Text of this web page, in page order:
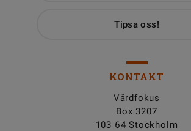
Tipsa oss!
KONTAKT
Vårdfokus
Box 3207
103 64 Stockholm